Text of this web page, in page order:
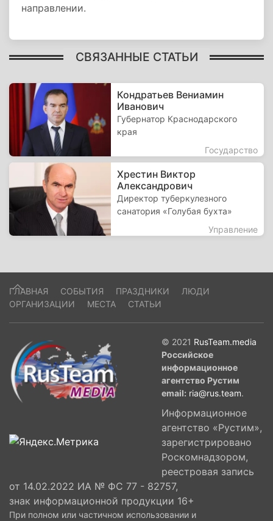
направлении.
СВЯЗАННЫЕ СТАТЬИ
Кондратьев Вениамин
Иванович
Губернатор Краснодарского
края
Государство
Хрестин Виктор
Александрович
Директор туберкулезного
санатория «Голубая бухта»
Управление
ГЛАВНАЯ СОБЫТИЯ ПРАЗДНИКИ
ЛЮДИ
ОРГАНИЗАЦИИ
МЕСТА СТАТЬИ
© 2021 RusTeam.media
Российское
информационное
агентство Рустим
email: ria@rus.team.
Информационное
агентство «Рустим»,
зарегистрировано
Роскомнадзором,
реестровая запись
от 14.02.2022 ИА № ФС 77 - 82757,
знак информационной продукции 16+
При полном или частичном использовании и